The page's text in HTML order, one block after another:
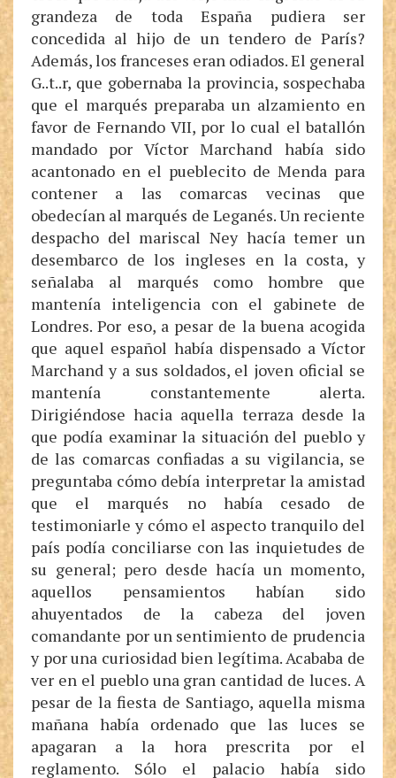
grandeza de toda España pudiera ser
concedida al hijo de un tendero de París?
Además, los franceses eran odiados. El general
G..t..r, que gobernaba la provincia, sospechaba
que el marqués preparaba un alzamiento en
favor de Fernando VII, por lo cual el batallón
mandado por Víctor Marchand había sido
acantonado en el pueblecito de Menda para
contener a las comarcas vecinas que
obedecían al marqués de Leganés. Un reciente
despacho del mariscal Ney hacía temer un
desembarco de los ingleses en la costa, y
señalaba al marqués como hombre que
mantenía inteligencia con el gabinete de
Londres. Por eso, a pesar de la buena acogida
que aquel español había dispensado a Víctor
Marchand y a sus soldados, el joven oficial se
mantenía constantemente alerta.
Dirigiéndose hacia aquella terraza desde la
que podía examinar la situación del pueblo y
de las comarcas confiadas a su vigilancia, se
preguntaba cómo debía interpretar la amistad
que el marqués no había cesado de
testimoniarle y cómo el aspecto tranquilo del
país podía conciliarse con las inquietudes de
su general; pero desde hacía un momento,
aquellos pensamientos habían sido
ahuyentados de la cabeza del joven
comandante por un sentimiento de prudencia
y por una curiosidad bien legítima. Acababa de
ver en el pueblo una gran cantidad de luces. A
pesar de la fiesta de Santiago, aquella misma
mañana había ordenado que las luces se
apagaran a la hora prescrita por el
reglamento. Sólo el palacio había sido